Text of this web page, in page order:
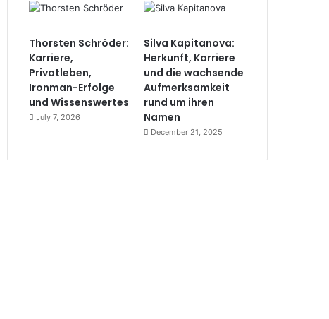
Thorsten Schröder:
Karriere,
Privatleben,
Ironman-Erfolge
und Wissenswertes
July 7, 2026
Silva Kapitanova:
Herkunft, Karriere
und die wachsende
Aufmerksamkeit
rund um ihren
Namen
December 21, 2025